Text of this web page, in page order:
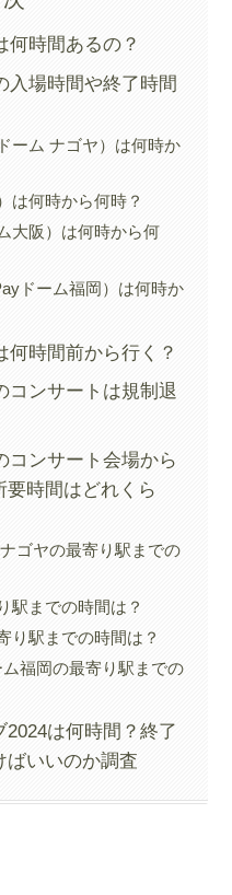
何時間あるの？
入場時間や終了時間
ーム ナゴヤ）は何時か
は何時から何時？
大阪）は何時から何
ドーム福岡）は何時か
何時間前から行く？
コンサートは規制退
コンサート会場から
時間はどれくら
ゴヤの最寄り駅までの
駅までの時間は？
り駅までの時間は？
福岡の最寄り駅までの
は何時間？終了
ばいいのか調査